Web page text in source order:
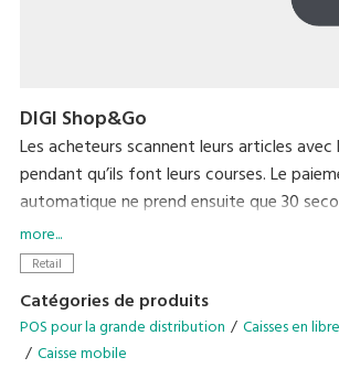
DIGI Shop&Go
Les acheteurs scannent leurs articles
pendant qu’ils font leurs courses. Le
automatique ne prend ensuite que 30
Shop&Go réinvente l’expérience
considérablement l’une des principales
more...
Retail
Catégories de produits
POS pour la grande distribution
Caisses en
Caisse mobile